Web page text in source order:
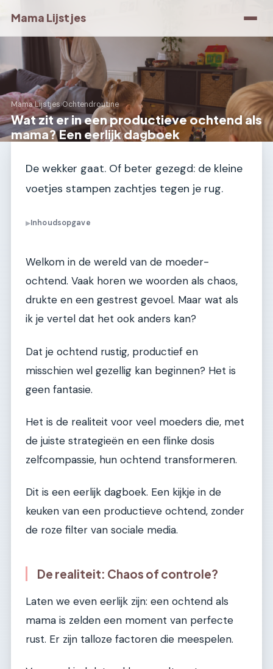
Mama Lijstjes
Mama Lijstjes›Ochtendroutine
Wat zit er in een productieve ochtend als
mama? Een eerlijk dagboek
De wekker gaat. Of beter gezegd: de kleine
voetjes stampen zachtjes tegen je rug.
▶Inhoudsopgave
Welkom in de wereld van de moeder-
ochtend. Vaak horen we woorden als chaos,
drukte en een gestrest gevoel. Maar wat als
ik je vertel dat het ook anders kan?
Dat je ochtend rustig, productief en
misschien wel gezellig kan beginnen? Het is
geen fantasie.
Het is de realiteit voor veel moeders die, met
de juiste strategieën en een flinke dosis
zelfcompassie, hun ochtend transformeren.
Dit is een eerlijk dagboek. Een kijkje in de
keuken van een productieve ochtend, zonder
de roze filter van sociale media.
De realiteit: Chaos of controle?
Laten we even eerlijk zijn: een ochtend als
mama is zelden een moment van perfecte
rust. Er zijn talloze factoren die meespelen.